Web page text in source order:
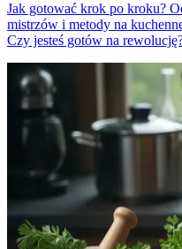
Jak gotować krok po kroku?
mistrzów i metody na
Czy jesteś gotów na